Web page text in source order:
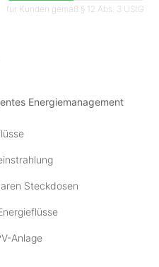
für Kunden gemäß § 12 Abs. 3 UStG
Energiemanagement
Steckdosen
Anlage